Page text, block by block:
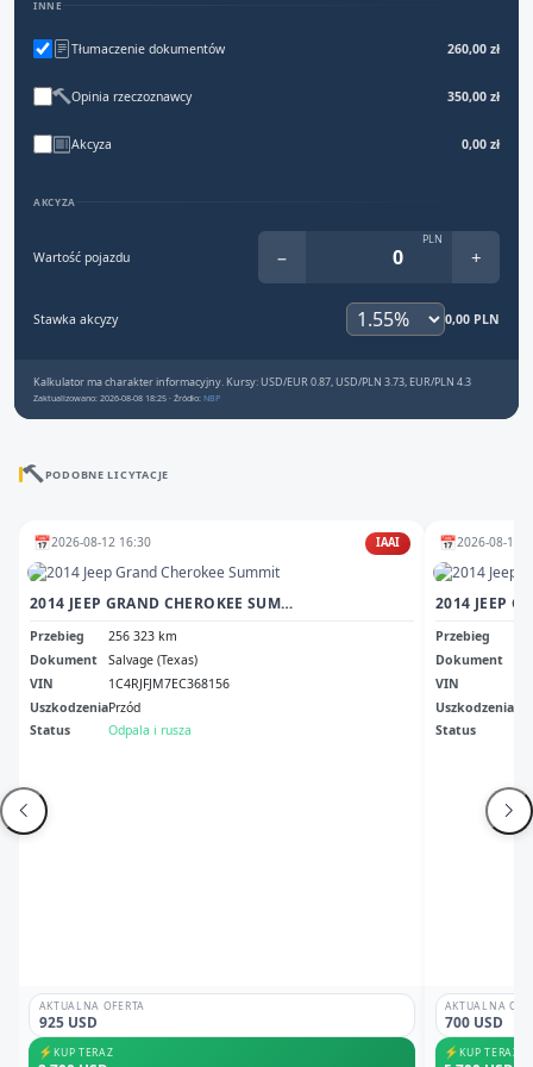
INNE
Tłumaczenie dokumentów 260,00 zł
Opinia rzeczoznawcy 350,00 zł
Akcyza 0,00 zł
AKCYZA
Wartość pojazdu −
PLN
+
Stawka akcyzy 0,00 PLN
Kalkulator ma charakter informacyjny. Kursy: USD/EUR 0.87, USD/PLN 3.73, EUR/PLN 4.3
Zaktualizowano: 2026-08-08 18:25 · Źródło: NBP
PODOBNE LICYTACJE
📅2026-08-12 16:30 IAAI
2014 JEEP GRAND CHEROKEE SUMMIT
Przebieg
256 323 km
Dokument
Salvage (Texas)
VIN
1C4RJFJM7EC368156
UszkodzeniaPrzód
Status
Odpala i rusza
AKTUALNA OFERTA
925 USD
⚡KUP TERAZ
📅2026-08-11
Przebieg
Dokument
VIN
Uszkodzenia
Status
AKTUALNA
700 USD
⚡KUP TERAZ